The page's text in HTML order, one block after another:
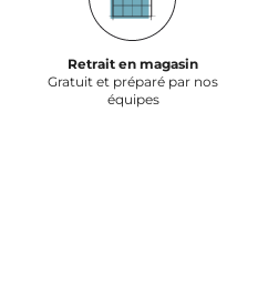
Retrait en magasin
Gratuit et préparé par nos
équipes